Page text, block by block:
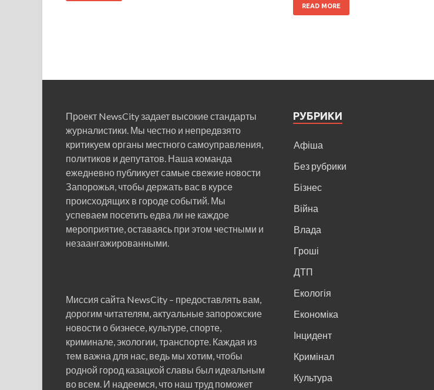
READ MORE
Проект NewsCity задает высокие стандарты
журналистики. Мы честно и непредвзято
критикуем органы местного самоуправления,
политиков и депутатов. Наша команда
ежедневно публикует самые свежие новости
Запорожья, чтобы держать вас в курсе
происходящих в городе событий. Мы
успеваем посетить едва ли не каждое
мероприятие, оставаясь при этом честными и
незаангажированными.
Миссия сайта NewsCity – предоставлять вам,
дорогим читателям, актуальные запорожские
новости о бизнесе, культуре, спорте,
криминале, экологии, транспорте. Каждая из
тем важна для нас, ведь мы хотим, чтобы
родной город казацкой славы был идеальным
во всем. И надеемся, что наш труд поможет
РУБРИКИ
Афіша
Без рубрики
Бізнес
Війна
Влада
Гроші
ДТП
Екологія
Економіка
Інцидент
Кримінал
Культура